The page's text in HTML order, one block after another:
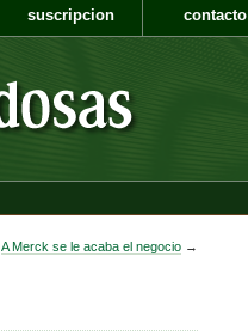
suscripcion contacto
A Merck se le acaba el negocio →